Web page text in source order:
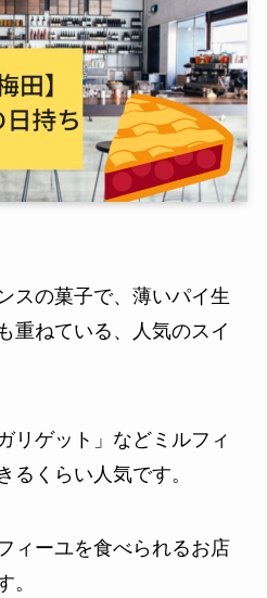
スの菓子で、薄いパイ生
重ねている、人気のスイ
リゲット」などミルフィ
るくらい人気です。
ィーユを食べられるお店
。